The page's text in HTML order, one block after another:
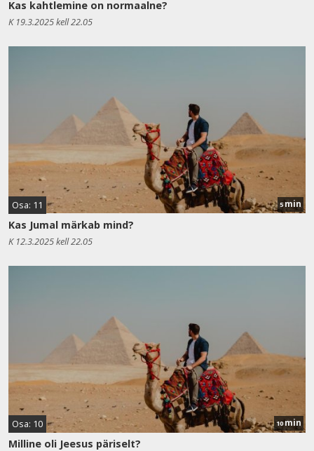
Kas kahtlemine on normaalne?
K 19.3.2025 kell 22.05
Osa: 11 5min
Kas Jumal märkab mind?
K 12.3.2025 kell 22.05
Osa: 10 10min
Milline oli Jeesus päriselt?